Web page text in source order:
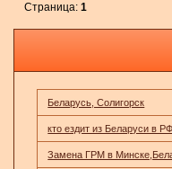
Страница:1
Беларусь, Солигорск
кто ездит из Беларуси в
Замена ГРМ в